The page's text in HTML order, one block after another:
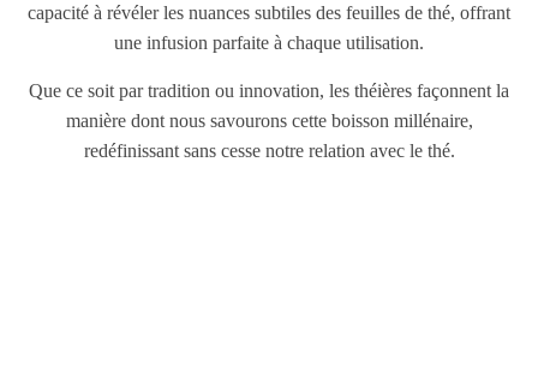
capacité à révéler les nuances subtiles des feuilles de thé, offrant
une infusion parfaite à chaque utilisation.
Que ce soit par tradition ou innovation, les théières façonnent la
manière dont nous savourons cette boisson millénaire,
redéfinissant sans cesse notre relation avec le thé.